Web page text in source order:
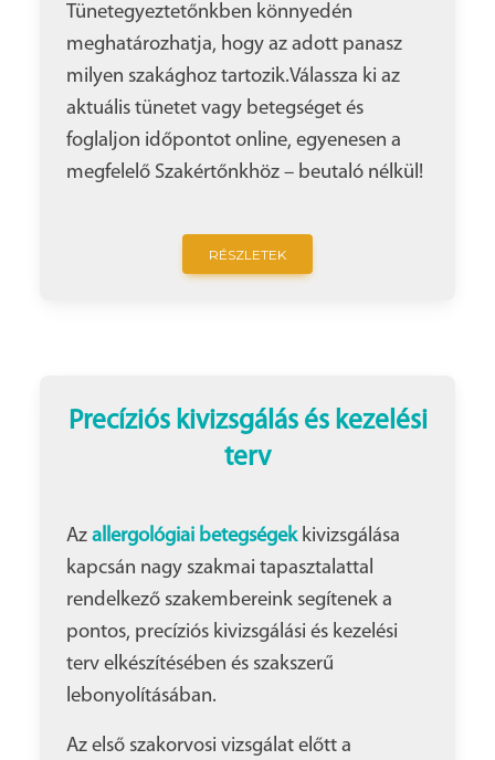
Tünetegyeztetőnkben könnyedén
meghatározhatja, hogy az adott panasz
milyen szakághoz tartozik.Válassza ki az
aktuális tünetet vagy betegséget és
foglaljon időpontot online, egyenesen a
megfelelő Szakértőnkhöz – beutaló nélkül!
RÉSZLETEK
Precíziós kivizsgálás és kezelési
terv
Az allergológiai betegségekkivizsgálása
kapcsán nagy szakmai tapasztalattal
rendelkező szakembereink segítenek a
pontos, precíziós kivizsgálási és kezelési
terv elkészítésében és szakszerű
lebonyolításában.
Az első szakorvosi vizsgálat előtt a